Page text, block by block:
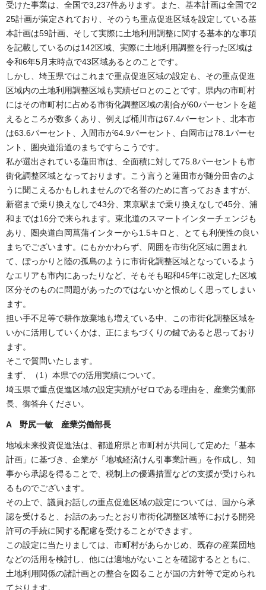
受けた事業は、全国で3,237件あります。また、基本計画は全国で2
25計画が策定されており、そのうち重点促進区域を設定している基
本計画は59計画、そして実際に土地利用調整に関する基本的な事項
を記載しているのは142区域、実際に土地利用調整を行った区域は
令和6年5月末時点で43区域あるとのことです。
しかし、埼玉県ではこれまで重点促進区域の設定も、その重点促進
区域内の土地利用調整区域も実績ゼロとのことです。県内の市町村
にはその市町村に占める市街化調整区域の割合が60パーセントを超
えるところが数多くあり、例えば桶川市は67.4パーセント、北本市
は63.6パーセント、入間市が64.9パーセント、白岡市は78.1パーセ
ント、圏央道沿道のまちですらこうです。
私が選出されている蓮田市は、全面積に対して75.8パーセントも市
街化調整区域となっております。こう言うと蓮田市が随分田舎のよ
うに聞こえるかもしれませんので名誉のために言っておきますが、
新宿まで乗り換えなしで43分、東京駅まで乗り換えなしで45分、浦
和までは16分で来られます。東北道のスマートインターチェンジも
あり、圏央道白岡菖蒲インターから1.5キロと、とても利便性の良い
まちでございます。にもかかわらず、周囲を市街化区域に囲まれ
て、ぽっかりと陸の孤島のように市街化調整区域となっているよう
なエリアも市内にあったりなど、そもそも昭和45年に改定した区域
区分そのものに問題があったのではないかと恨めしく思ってしまい
ます。
担い手不足等で耕作放棄地も増えている中、この市街化調整区域を
いかに活用していくかは、正にまちづくりの鍵であると思っており
ます。
そこで質問いたします。
まず、（1）本県での活用実績について。
埼玉県で重点促進区域の設定実績がゼロである理由を、産業労働部
長、御答弁ください。
A 野尻一敏 産業労働部長
地域未来投資促進法は、都道府県と市町村が共同して定めた「基本
計画」に基づき、企業が「地域経済けん引事業計画」を作成し、知
事から承認を得ることで、税制上の優遇措置などの支援が受けられ
るものでございます。
その上で、議員お話しの重点促進区域の設定については、国から承
認を受けると、お話のあったとおり市街化調整区域等における開発
許可の手続に関する配慮を受けることができます。
この設定に当たりましては、市町村があらかじめ、既存の産業団地
などの活用を検討し、他には適地がないことを確認するとともに、
土地利用関係の諸計画との整合を図ることが国の方針等で定められ
ております。